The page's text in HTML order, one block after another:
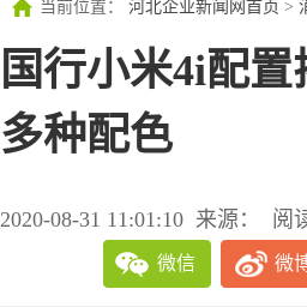
当前位置： 河北企业新闻网首页 >
国行小米4i配
多种配色
2020-08-31 11:01:10 来源： 阅
微信 微